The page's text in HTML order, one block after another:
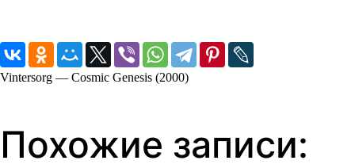
Vintersorg — Cosmic Genesis (2000)
Похожие записи: